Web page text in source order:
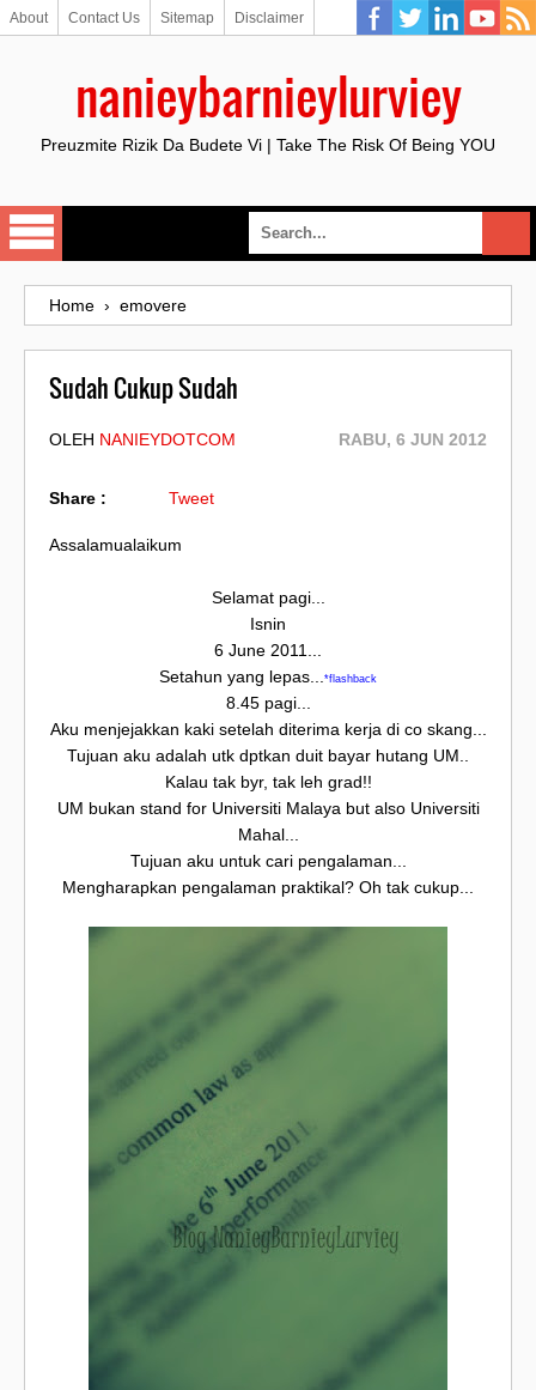
About Contact Us Sitemap Disclaimer
nanieybarnieylurviey
Preuzmite Rizik Da Budete Vi | Take The Risk Of Being YOU
Home › emovere
Sudah Cukup Sudah
OLEH NANIEYDOTCOM RABU, 6 JUN 2012
Share : Tweet
Assalamualaikum
Selamat pagi...
Isnin
6 June 2011...
Setahun yang lepas...
*flashback
8.45 pagi...
Aku menjejakkan kaki setelah diterima kerja di co skang...
Tujuan aku adalah utk dptkan duit bayar hutang UM..
Kalau tak byr, tak leh grad!!
UM bukan stand for Universiti Malaya but also Universiti
Mahal...
Tujuan aku untuk cari pengalaman...
Mengharapkan pengalaman praktikal? Oh tak cukup...